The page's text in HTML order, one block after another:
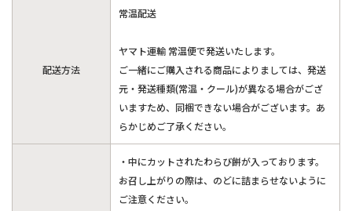
配送方法
常温配送
ヤマト運輸 常温便で発送いたします。
ご一緒にご購入される商品によりましては、発送
元・発送種類(常温・クール)が異なる場合がござ
いますため、同梱できない場合がございます。あ
らかじめご了承ください。
・中にカットされたわらび餅が入っております。
お召し上がりの際は、のどに詰まらせないように
ご注意ください。